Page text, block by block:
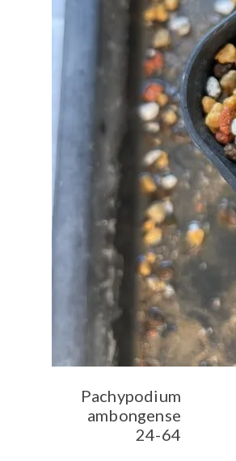
Pachypodium
ambongense
24-64